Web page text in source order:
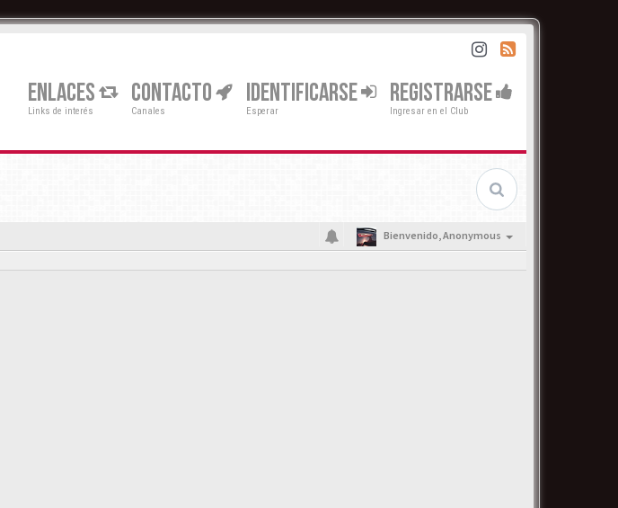
ENLACES
Links de interés
CONTACTO
Canales
IDENTIFICARSE
Esperar
REGISTRARSE
Ingresar en el Club
Bienvenido,Anonymous